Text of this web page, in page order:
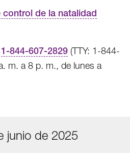
de la natalidad
1-844-607-2829 (TTY: 1-844-
m. a 8 p. m., de lunes a
junio de 2025